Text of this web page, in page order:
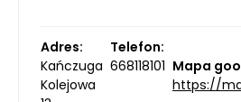
Adres:
Kańczuga
Kolejowa
Telefon:
668118101 Mapa
https://